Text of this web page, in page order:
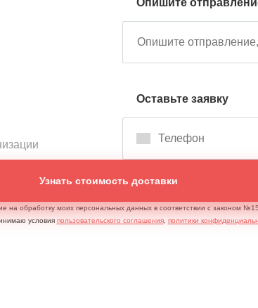
Опишите
Оставьте заявку
Узнать стоимость доставки
на обработку моих персональных данных в соответствии с законом
условия пользовательского соглашения, политики